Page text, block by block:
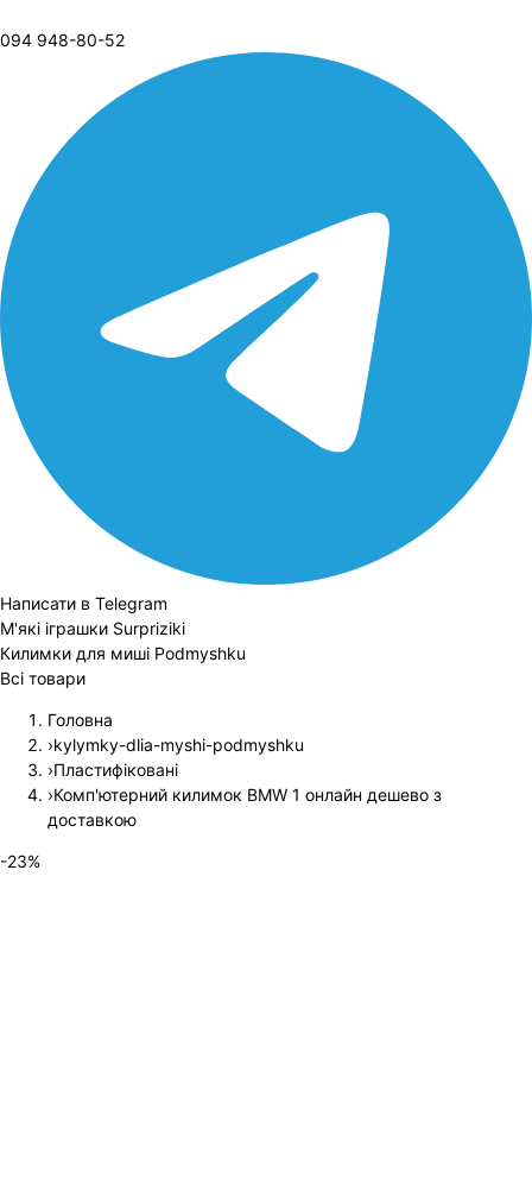
094 948-80-52
Написати в Telegram
М'які іграшки Surpriziki
Килимки для миші Podmyshku
Всі товари
Головна
›kylymky-dlia-myshi-podmyshku
›Пластифіковані
›Комп'ютерний килимок BMW 1 онлайн дешево з
доставкою
-23%